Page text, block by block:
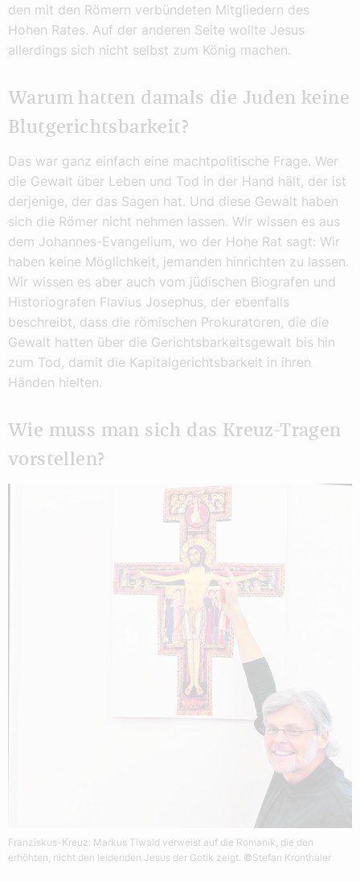
den mit den Römern verbündeten Mitgliedern des
Hohen Rates. Auf der anderen Seite wollte Jesus
allerdings sich nicht selbst zum König machen.
Warum hatten damals die Juden keine
Blutgerichtsbarkeit?
Das war ganz einfach eine machtpolitische Frage. Wer
die Gewalt über Leben und Tod in der Hand hält, der ist
derjenige, der das Sagen hat. Und diese Gewalt haben
sich die Römer nicht nehmen lassen. Wir wissen es aus
dem Johannes-Evangelium, wo der Hohe Rat sagt: Wir
haben keine Möglichkeit, jemanden hinrichten zu lassen.
Wir wissen es aber auch vom jüdischen Biografen und
Historiografen Flavius Josephus, der ebenfalls
beschreibt, dass die römischen Prokuratoren, die die
Gewalt hatten über die Gerichtsbarkeitsgewalt bis hin
zum Tod, damit die Kapitalgerichtsbarkeit in ihren
Händen hielten.
Wie muss man sich das Kreuz-Tragen
vorstellen?
Franziskus-Kreuz: Markus Tiwald verweist auf die Romanik, die den
erhöhten, nicht den leidenden Jesus der Gotik zeigt. ©Stefan Kronthaler